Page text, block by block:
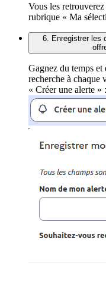
Vous les
rubrique « Ma
6. Enregistrer les
Gagnez du temps et
recherche à chaque
« Créer une alerte » :